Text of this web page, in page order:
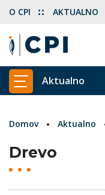
O CPI AKTUALNO
PRIKAŽI GLAVNI
Aktualno
Domov Aktualno
Drevo